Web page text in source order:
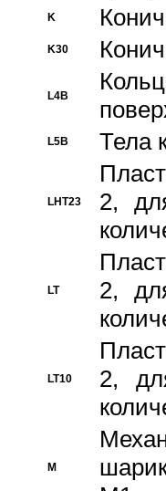
K
K30
L4B
L5B Тела
LHT23
2,
LT
2,
LT10
2,
M